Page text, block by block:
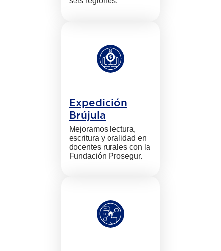
Expedición
Brújula
Mejoramos lectura,
escritura y oralidad en
docentes rurales con la
Fundación Prosegur.